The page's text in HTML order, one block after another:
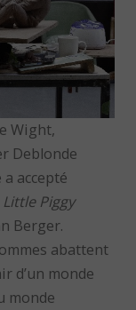
Wight,
Deblonde
accepté
Little Piggy
Berger.
abattent
d’un monde
monde